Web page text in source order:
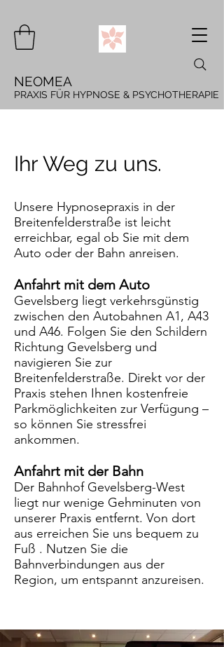
NEOMEA
PRAXIS FÜR HYPNOSE & PSYCHOTHERAPIE
Ihr Weg zu uns.
Unsere Hypnosepraxis in der
Breitenfelderstraße ist leicht
erreichbar, egal ob Sie mit dem
Auto oder der Bahn anreisen.
Anfahrt mit dem Auto
Gevelsberg liegt verkehrsgünstig
zwischen den Autobahnen A1, A43
und A46. Folgen Sie den Schildern
Richtung Gevelsberg und
navigieren Sie zur
Breitenfelderstraße. Direkt vor der
Praxis stehen Ihnen kostenfreie
Parkmöglichkeiten zur Verfügung –
so können Sie stressfrei
ankommen.
Anfahrt mit der Bahn
Der Bahnhof Gevelsberg-West
liegt nur wenige Gehminuten von
unserer Praxis entfernt. Von dort
aus erreichen Sie uns bequem zu
Fuß . Nutzen Sie die
Bahnverbindungen aus der
Region, um entspannt anzureisen.